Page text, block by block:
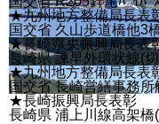
★九州地方整備局長表
国交省 久山歩道橋他3
★長崎県央振興局長表
長崎県 諫早外環状線(
★九州地方整備局長表
国交省 長崎営繕事務所
★長崎振興局長表彰
長崎県 浦上川線高架橋